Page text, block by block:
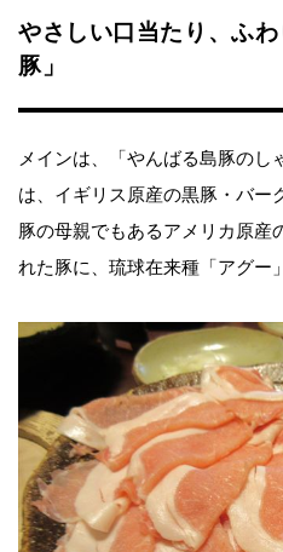
やさしい口当たり、ふ
豚」
メインは、「やんばる島豚のし
は、イギリス原産の黒豚・バー
豚の母親でもあるアメリカ原産
れた豚に、琉球在来種「アグー